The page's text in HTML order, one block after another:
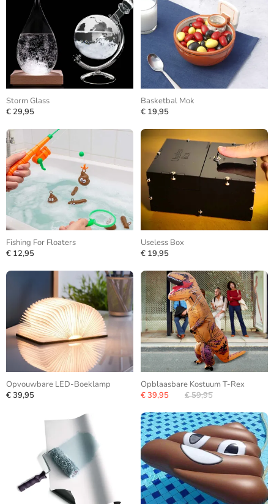
Storm Glass
€ 29,95
Basketbal Mok
€ 19,95
Fishing For Floaters
€ 12,95
Useless Box
€ 19,95
Opvouwbare LED-Boeklamp
€ 39,95
Opblaasbare Kostuum T-Rex
€ 39,95
€ 59,95